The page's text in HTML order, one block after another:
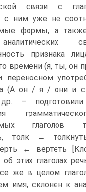
связи с
с ним уже не
формы, а
признака
времени (я, ты, он
переносном
(А он / я / они и
–
глаголов
толк ←
← вертеть
об этих глаголах
же в целом
имя, склонен к